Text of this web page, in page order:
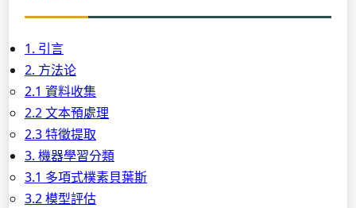
1. 引言
2. 方法论
2.1 資料收集
2.2 文本預處理
2.3 特徵提取
3. 機器學習分類
3.1 多項式樸素貝葉斯
3.2 模型評估